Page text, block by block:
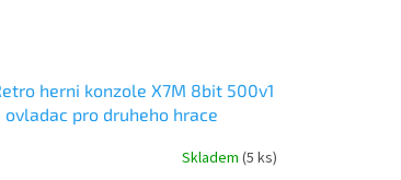
herni konzole X7M 8bit 500v1
ovladac pro druheho hrace
Skladem (5 ks)